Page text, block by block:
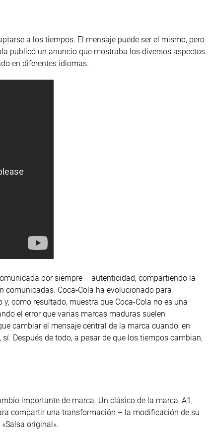
a los tiempos. El mensaje puede ser el mismo, pero
publicó un anuncio que mostraba los diversos aspectos
en diferentes idiomas.
por siempre – autenticidad, compartiendo la
comunicadas. Coca-Cola ha evolucionado para
como resultado, muestra que Coca-Cola no es una
el error que varias marcas maduras suelen
cambiar el mensaje central de la marca cuando, en
Después de todo, a pesar de que los tiempos cambian,
importante de marca. Un clásico de la marca, A1,
compartir una transformación – la modificación de su
original».